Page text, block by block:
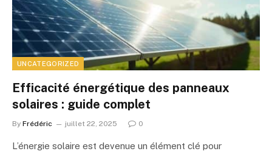
UNCATEGORIZED
Efficacité énergétique des panneaux
solaires : guide complet
By Frédéric juillet 22, 2025 0
L’énergie solaire est devenue un élément clé pour